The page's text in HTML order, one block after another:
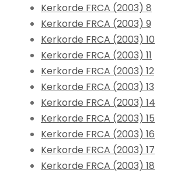
Kerkorde FRCA (2003) 8
Kerkorde FRCA (2003) 9
Kerkorde FRCA (2003) 10
Kerkorde FRCA (2003) 11
Kerkorde FRCA (2003) 12
Kerkorde FRCA (2003) 13
Kerkorde FRCA (2003) 14
Kerkorde FRCA (2003) 15
Kerkorde FRCA (2003) 16
Kerkorde FRCA (2003) 17
Kerkorde FRCA (2003) 18